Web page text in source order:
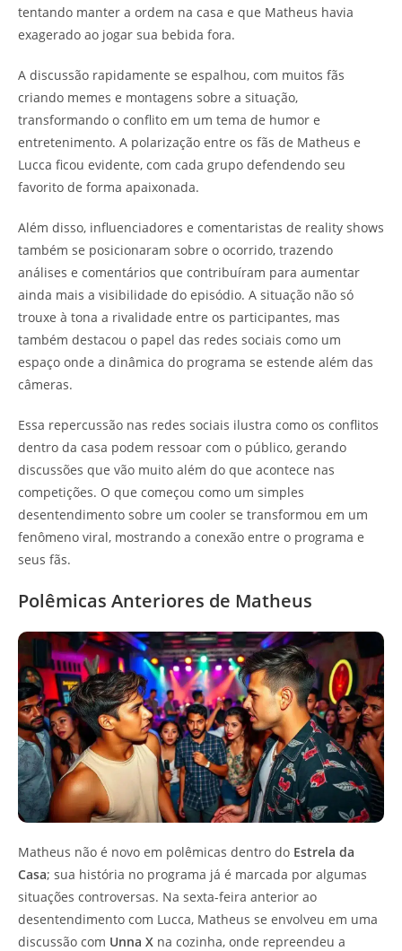
tentando manter a ordem na casa e que Matheus havia
exagerado ao jogar sua bebida fora.
A discussão rapidamente se espalhou, com muitos fãs
criando memes e montagens sobre a situação,
transformando o conflito em um tema de humor e
entretenimento. A polarização entre os fãs de Matheus e
Lucca ficou evidente, com cada grupo defendendo seu
favorito de forma apaixonada.
Além disso, influenciadores e comentaristas de reality shows
também se posicionaram sobre o ocorrido, trazendo
análises e comentários que contribuíram para aumentar
ainda mais a visibilidade do episódio. A situação não só
trouxe à tona a rivalidade entre os participantes, mas
também destacou o papel das redes sociais como um
espaço onde a dinâmica do programa se estende além das
câmeras.
Essa repercussão nas redes sociais ilustra como os conflitos
dentro da casa podem ressoar com o público, gerando
discussões que vão muito além do que acontece nas
competições. O que começou como um simples
desentendimento sobre um cooler se transformou em um
fenômeno viral, mostrando a conexão entre o programa e
seus fãs.
Polêmicas Anteriores de Matheus
Matheus não é novo em polêmicas dentro do Estrela da
Casa; sua história no programa já é marcada por algumas
situações controversas. Na sexta-feira anterior ao
desentendimento com Lucca, Matheus se envolveu em uma
discussão com Unna X na cozinha, onde repreendeu a